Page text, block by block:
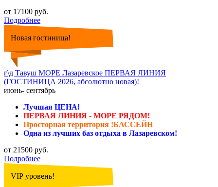
от 17100 руб.
Подробнее
Новая гостиница!
г\д Тавуш МОРЕ Лазаревское ПЕРВАЯ ЛИНИЯ
(ГОСТИНИЦА 2026, абсолютно новая)!
июнь- сентябрь
Лучшая ЦЕНА!
ПЕРВАЯ ЛИНИЯ - МОРЕ РЯДОМ!
Просторная территория !БАССЕЙН
Одна из лучших баз отдыха в Лазаревском!
от 21500 руб.
Подробнее
VIP уровень!